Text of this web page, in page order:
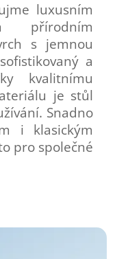
luxusním
přírodním
s jemnou
a
kvalitnímu
je stůl
Snadno
i klasickým
pro společné